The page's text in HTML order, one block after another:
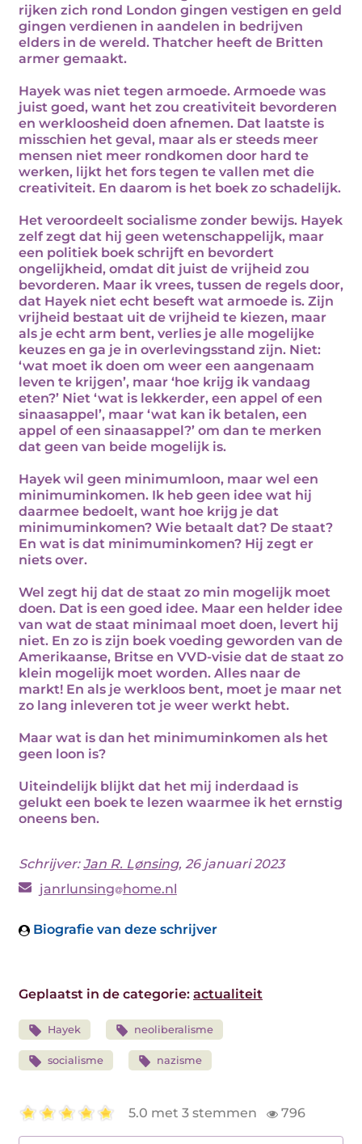
rijken zich rond London gingen vestigen en geld
gingen verdienen in aandelen in bedrijven
elders in de wereld. Thatcher heeft de Britten
armer gemaakt.
Hayek was niet tegen armoede. Armoede was
juist goed, want het zou creativiteit bevorderen
en werkloosheid doen afnemen. Dat laatste is
misschien het geval, maar als er steeds meer
mensen niet meer rondkomen door hard te
werken, lijkt het fors tegen te vallen met die
creativiteit. En daarom is het boek zo schadelijk.
Het veroordeelt socialisme zonder bewijs. Hayek
zelf zegt dat hij geen wetenschappelijk, maar
een politiek boek schrijft en bevordert
ongelijkheid, omdat dit juist de vrijheid zou
bevorderen. Maar ik vrees, tussen de regels door,
dat Hayek niet echt beseft wat armoede is. Zijn
vrijheid bestaat uit de vrijheid te kiezen, maar
als je echt arm bent, verlies je alle mogelijke
keuzes en ga je in overlevingsstand zijn. Niet:
‘wat moet ik doen om weer een aangenaam
leven te krijgen’, maar ‘hoe krijg ik vandaag
eten?’ Niet ‘wat is lekkerder, een appel of een
sinaasappel’, maar ‘wat kan ik betalen, een
appel of een sinaasappel?’ om dan te merken
dat geen van beide mogelijk is.
Hayek wil geen minimumloon, maar wel een
minimuminkomen. Ik heb geen idee wat hij
daarmee bedoelt, want hoe krijg je dat
minimuminkomen? Wie betaalt dat? De staat?
En wat is dat minimuminkomen? Hij zegt er
niets over.
Wel zegt hij dat de staat zo min mogelijk moet
doen. Dat is een goed idee. Maar een helder idee
van wat de staat minimaal moet doen, levert hij
niet. En zo is zijn boek voeding geworden van de
Amerikaanse, Britse en VVD-visie dat de staat zo
klein mogelijk moet worden. Alles naar de
markt! En als je werkloos bent, moet je maar net
zo lang inleveren tot je weer werkt hebt.
Maar wat is dan het minimuminkomen als het
geen loon is?
Uiteindelijk blijkt dat het mij inderdaad is
gelukt een boek te lezen waarmee ik het ernstig
oneens ben.
Schrijver:Jan R. Lønsing, 26 januari 2023
janrlunsing home.nl
Biografie van deze schrijver
Geplaatst in de categorie: actualiteit
Hayek neoliberalisme
socialisme nazisme
5.0 met 3 stemmen 796